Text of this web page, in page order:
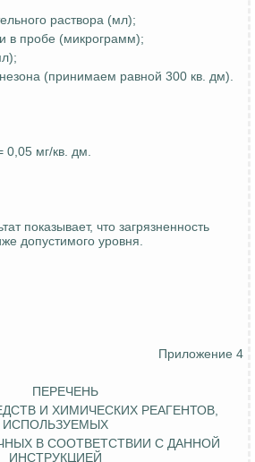
раствора (мл);
в пробе (микрограмм);
(принимаем равной 300 кв. дм).
0,05 мг/кв. дм.
показывает, что загрязненность
допустимого уровня.
Приложение 4
ПЕРЕЧЕНЬ
И ХИМИЧЕСКИХ РЕАГЕНТОВ,
ИСПОЛЬЗУЕМЫХ
В СООТВЕТСТВИИ С ДАННОЙ
ИНСТРУКЦИЕЙ